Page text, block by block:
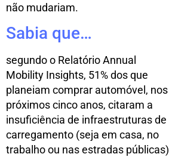
não mudariam.
Sabia que…
segundo o Relatório Annual
Mobility Insights, 51% dos que
planeiam comprar automóvel, nos
próximos cinco anos, citaram a
insuficiência de infraestruturas de
carregamento (seja em casa, no
trabalho ou nas estradas públicas)